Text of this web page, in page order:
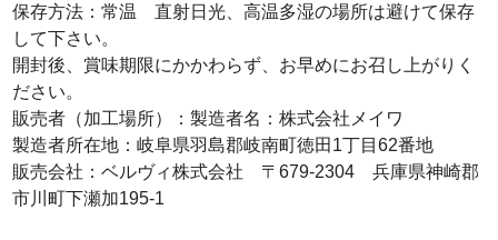
保存方法：常温 直射日光、高温多湿の場所は避けて保存
して下さい。
開封後、賞味期限にかかわらず、お早めにお召し上がりく
ださい。
販売者（加工場所）：製造者名：株式会社メイワ
製造者所在地：岐阜県羽島郡岐南町徳田1丁目62番地
販売会社：ベルヴィ株式会社 〒679-2304 兵庫県神崎郡
市川町下瀬加195-1